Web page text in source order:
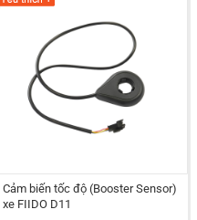
Cảm biến tốc độ (Booster Sensor)
xe FIIDO D11